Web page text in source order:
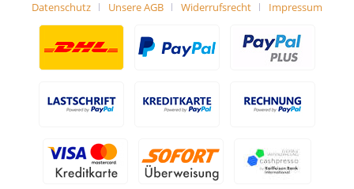
Datenschutz
Unsere AGB Widerrufsrecht Impressum